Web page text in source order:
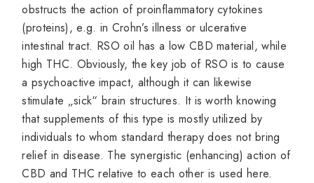
obstructs the action of proinflammatory cytokines
(proteins), e.g. in Crohn’s illness or ulcerative
intestinal tract. RSO oil has a low CBD material, while
high THC. Obviously, the key job of RSO is to cause
a psychoactive impact, although it can likewise
stimulate „sick“ brain structures. It is worth knowing
that supplements of this type is mostly utilized by
individuals to whom standard therapy does not bring
relief in disease. The synergistic (enhancing) action of
CBD and THC relative to each other is used here.